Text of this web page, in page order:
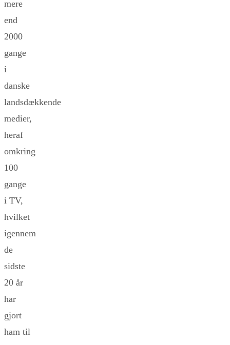
mere
end
2000
gange
i
danske
landsdækkende
medier,
heraf
omkring
100
gange
i TV,
hvilket
igennem
de
sidste
20 år
har
gjort
ham til